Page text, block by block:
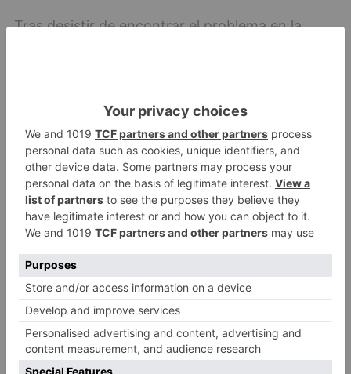
Tras desistir de encontrar el problema en la
un carcinoma epideimorde y se indicó una
intervención quirúrgica urgente. Dado el estado
avanzado de la enfermedad, la difícil
intervención exigió tres especialistas:
maxilofacial, neurocirujano y cirugía plástica.
junta pagará euros paciente cáncer
detectó
sanidad
pública
LO + VISTO